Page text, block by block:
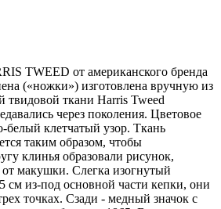
TWEED от американского бренда
(«ножки») изготовлена вручную из
твидовой ткани Harris Tweed
через поколения. Цветовое
клетчатый узор. Ткань
таким образом, чтобы
клинья образовали рисунок,
макушки. Слегка изогнутый
см из-под основной части кепки, они
точках. Сзади - медный значок с